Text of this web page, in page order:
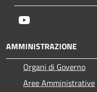
AMMINISTRAZIONE
Organi di Governo
Aree Amministrative